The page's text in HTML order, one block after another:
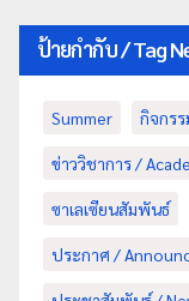
ป้ายกำกับ / Tag
Summer กิจกร
ข่าววิชาการ /
ซาเลเซียนสัมพันธ์
ประกาศ /